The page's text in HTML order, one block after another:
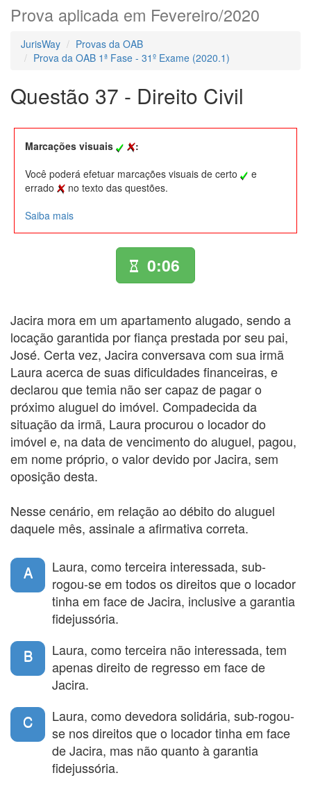
Prova aplicada em Fevereiro/2020
JurisWay
Provas da OAB
Prova da OAB 1ª Fase - 31º Exame (2020.1)
Questão 37 - Direito Civil
Marcações visuais
:
Você poderá efetuar marcações visuais de certo
e
errado
no texto das questões.
Saiba mais
0:06
Jacira mora em um apartamento alugado, sendo a
locação garantida por fiança prestada por seu pai,
José. Certa vez, Jacira conversava com sua irmã
Laura acerca de suas dificuldades financeiras, e
declarou que temia não ser capaz de pagar o
próximo aluguel do imóvel. Compadecida da
situação da irmã, Laura procurou o locador do
imóvel e, na data de vencimento do aluguel, pagou,
em nome próprio, o valor devido por Jacira, sem
oposição desta.
Nesse cenário, em relação ao débito do aluguel
daquele mês, assinale a afirmativa correta.
A
Laura, como terceira interessada, sub-
rogou-se em todos os direitos que o locador
tinha em face de Jacira, inclusive a garantia
fidejussória.
B
Laura, como terceira não interessada, tem
apenas direito de regresso em face de
Jacira.
C
Laura, como devedora solidária, sub-rogou-
se nos direitos que o locador tinha em face
de Jacira, mas não quanto à garantia
fidejussória.